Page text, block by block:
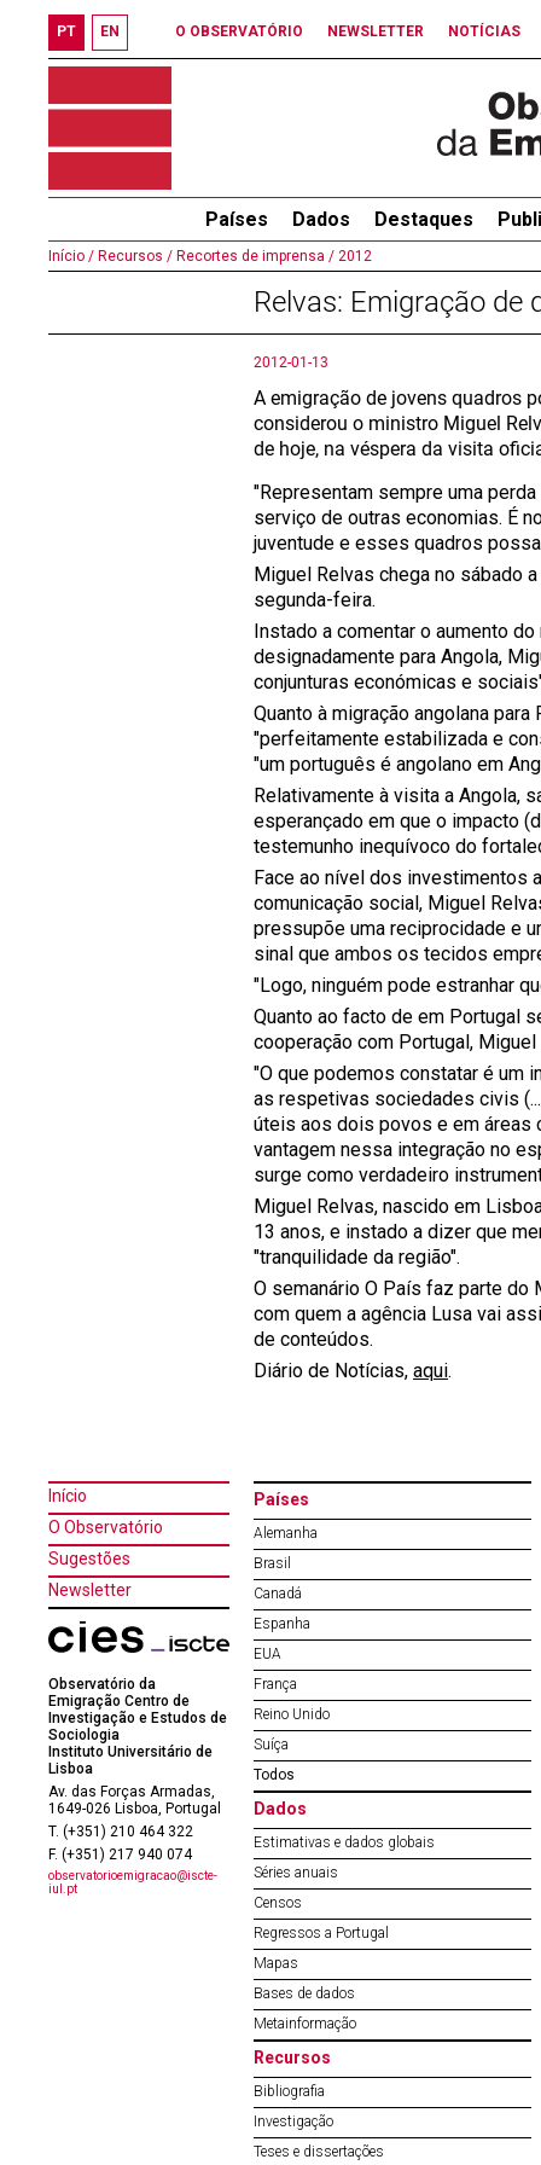
PT EN O OBSERVATÓRIO NEWSLETTER NOTÍCIAS
Países Dados Destaques
Início / Recursos / Recortes de imprensa / 2012
Relvas: Emigração de
2012-01-13
A emigração de jovens quadros
considerou o ministro Miguel
de hoje, na véspera da visita
"Representam sempre uma
serviço de outras economias. É
juventude e esses quadros
Miguel Relvas chega no sábado
segunda-feira.
Instado a comentar o aumento
designadamente para Angola,
conjunturas económicas e
Quanto à migração angolana
"perfeitamente estabilizada e
"um português é angolano em
Relativamente à visita a Angola,
esperançado em que o impacto
testemunho inequívoco do
Face ao nível dos investimentos
comunicação social, Miguel
pressupõe uma reciprocidade e
sinal que ambos os tecidos
"Logo, ninguém pode estranhar
Quanto ao facto de em Portugal
cooperação com Portugal,
"O que podemos constatar é um
as respetivas sociedades civis
úteis aos dois povos e em áreas
vantagem nessa integração no
surge como verdadeiro
Miguel Relvas, nascido em
13 anos, e instado a dizer que
"tranquilidade da região".
O semanário O País faz parte do
com quem a agência Lusa vai
de conteúdos.
Diário de Notícias, aqui.
Início
O Observatório
Sugestões
Newsletter
Observatório da
Emigração Centro de
Investigação e Estudos de
Sociologia
Instituto Universitário de
Lisboa
Av. das Forças Armadas,
1649-026 Lisboa, Portugal
T. (+351) 210 464 322
F. (+351) 217 940 074
observatorioemigracao@iscte-
iul.pt
Países
Alemanha
Brasil
Canadá
Espanha
EUA
França
Reino Unido
Suíça
Todos
Dados
Estimativas e dados globais
Séries anuais
Censos
Regressos a Portugal
Mapas
Bases de dados
Metainformação
Recursos
Bibliografia
Investigação
Teses e dissertações